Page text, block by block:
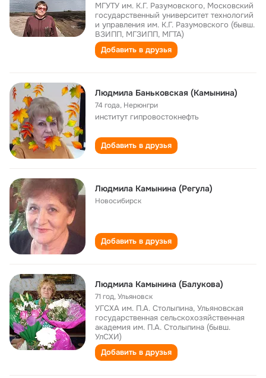
МГУТУ им. К.Г. Разумовского, Московский
государственный университет технологий
и управления им. К.Г. Разумовского (бывш.
ВЗИПП, МГЗИПП, МГТА)
Добавить в друзья
Людмила Баньковская (Камынина)
74 года, Нерюнгри
институт гипровостокнефть
Добавить в друзья
Людмила Камынина (Регула)
Новосибирск
Добавить в друзья
Людмила Камынина (Балукова)
71 год,Ульяновск
УГСХА им. П.А. Столыпина, Ульяновская
государственная сельскохозяйственная
академия им. П.А. Столыпина (бывш.
УлСХИ)
Добавить в друзья